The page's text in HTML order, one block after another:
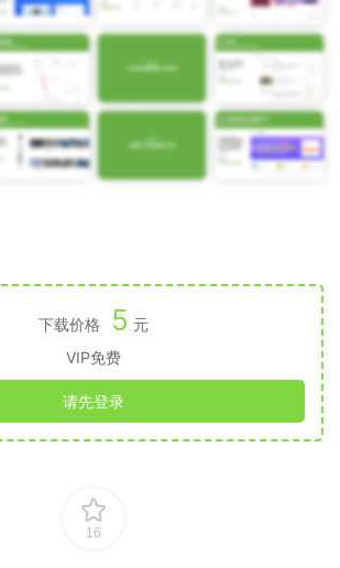
下载价格 5 元
VIP免费
请先登录
16